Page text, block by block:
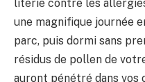
literie contre les allergies
une magnifique journée
parc, puis dormi sans
résidus de pollen de
auront pénétré dans vos